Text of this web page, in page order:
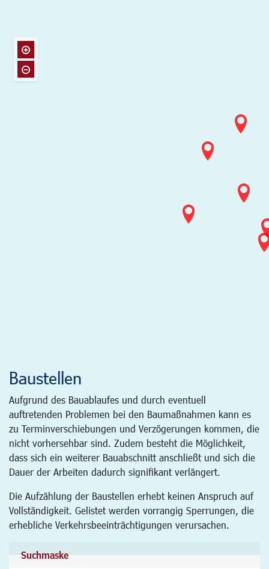
Baustellen
Aufgrund des Bauablaufes und durch eventuell
auftretenden Problemen bei den Baumaßnahmen kann es
zu Terminverschiebungen und Verzögerungen kommen, die
nicht vorhersehbar sind. Zudem besteht die Möglichkeit,
dass sich ein weiterer Bauabschnitt anschließt und sich die
Dauer der Arbeiten dadurch signifikant verlängert.
Die Aufzählung der Baustellen erhebt keinen Anspruch auf
Vollständigkeit. Gelistet werden vorrangig Sperrungen, die
erhebliche Verkehrsbeeinträchtigungen verursachen.
Suchmaske